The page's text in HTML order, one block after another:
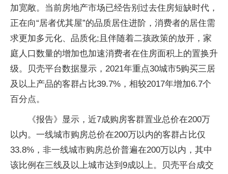
加宽敞。当前房地产市场已经告别过去住房短缺时代，
正在向“居者优其屋”的品质居住进阶，消费者的居住需
求更加多元化、品质化;且伴随着二孩政策的放开，家
庭人口数量的增加也加速消费者在住房面积上的置换升
级。贝壳平台数据显示，2021年重点30城市5购买三居
及以上产品的客群占比39.7%，相较2017年增加6.7个
百分点。
《报告》显示，近7成购房客群置业总价在200万
以内。一线城市购房总价在200万以内的客群占比仅
33.8%，非一线城市购房总价普遍在200万以内，其中
该比例在三线及以上城市达到9成以上。贝壳平台成交